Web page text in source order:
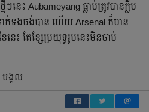
នេះ​ Aubameyang ធ្លាប់​ត្រូវ​បាន​ក្លឹប​
ក់ទង​ចង់បាន ហើយ​ Arsenal ក៏​មាន​
េះ​ តែ​ខ្សែប្រយុទ្ធ​រូប​នេះ​មិន​ចាប់​
មង្គល